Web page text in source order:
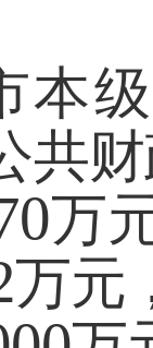
本
共
万
万元